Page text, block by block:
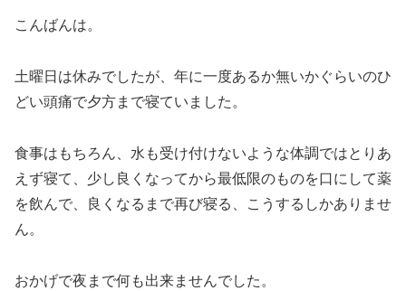
こんばんは。
土曜日は休みでしたが、年に一度あるか無いかぐらいのひ
どい頭痛で夕方まで寝ていました。
食事はもちろん、水も受け付けないような体調ではとりあ
えず寝て、少し良くなってから最低限のものを口にして薬
を飲んで、良くなるまで再び寝る、こうするしかありませ
ん。
おかげで夜まで何も出来ませんでした。